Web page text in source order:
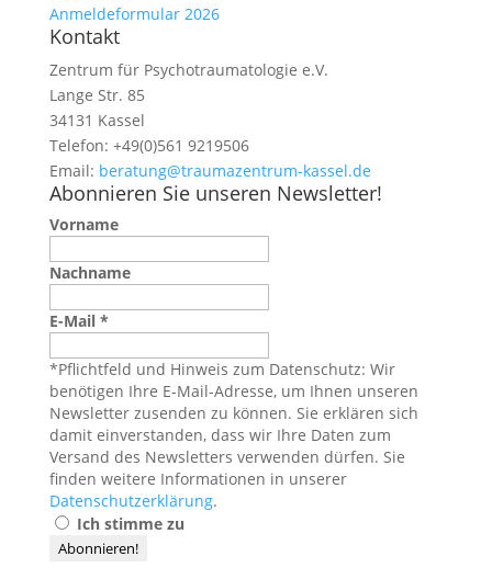
Anmeldeformular 2026
Kontakt
Zentrum für Psychotraumatologie e.V.
Lange Str. 85
34131 Kassel
Telefon: +49(0)561 9219506
Email: beratung@traumazentrum-kassel.de
Abonnieren Sie unseren Newsletter!
Vorname
Nachname
E-Mail *
*Pflichtfeld und Hinweis zum Datenschutz: Wir
benötigen Ihre E-Mail-Adresse, um Ihnen unseren
Newsletter zusenden zu können. Sie erklären sich
damit einverstanden, dass wir Ihre Daten zum
Versand des Newsletters verwenden dürfen. Sie
finden weitere Informationen in unserer
Datenschutzerklärung.
Ich stimme zu